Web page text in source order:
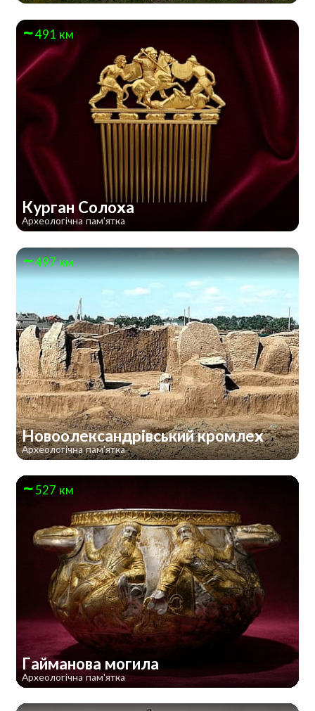
491 км
Курган Солоха
Археологічна пам'ятка
497 км
Новоолександрівський кромлех
Археологічна пам'ятка
527 км
Гайманова могила
Археологічна пам'ятка